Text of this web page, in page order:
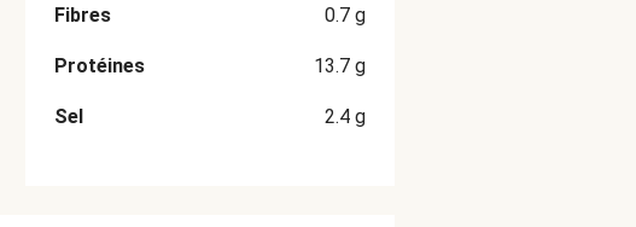
Fibres 0.7 g
Protéines 13.7 g
Sel 2.4 g